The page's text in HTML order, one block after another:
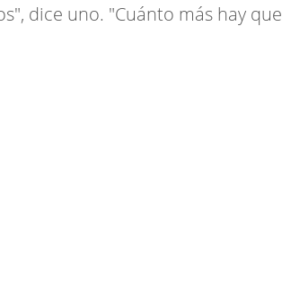
dice uno. "Cuánto más hay que